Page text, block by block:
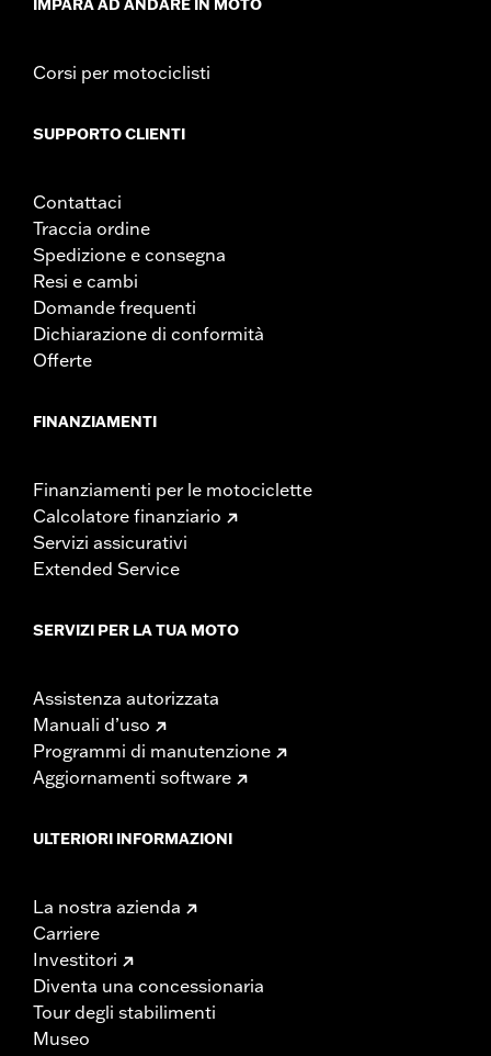
Corsi per motociclisti
SUPPORTO CLIENTI
Contattaci
Traccia ordine
Spedizione e consegna
Resi e cambi
Domande frequenti
Dichiarazione di conformità
Offerte
FINANZIAMENTI
Finanziamenti per le motociclette
Calcolatore finanziario
Servizi assicurativi
Extended Service
SERVIZI PER LA TUA MOTO
Assistenza autorizzata
Manuali d’uso
Programmi di manutenzione
Aggiornamenti software
ULTERIORI INFORMAZIONI
La nostra azienda
Carriere
Investitori
Diventa una concessionaria
Tour degli stabilimenti
Museo